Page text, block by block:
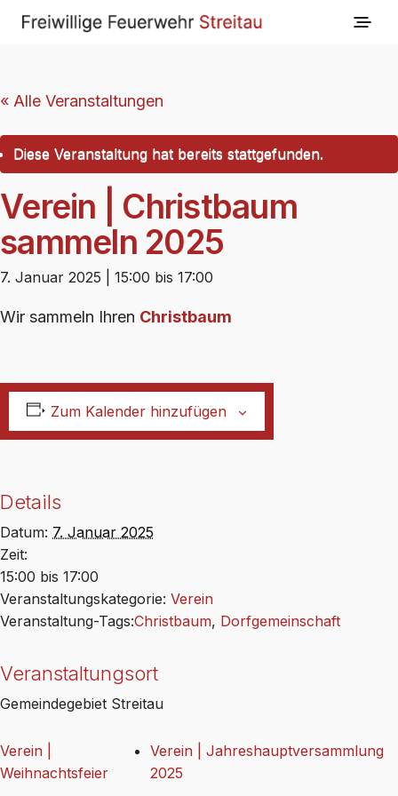
« Alle Veranstaltungen
Diese Veranstaltung hat bereits stattgefunden.
Verein | Christbaum
sammeln 2025
7. Januar 2025 | 15:00 bis 17:00
Wir sammeln Ihren Christbaum
Zum Kalender hinzufügen
Details
Datum: 7. Januar 2025
Zeit:
15:00 bis 17:00
Veranstaltungskategorie: Verein
Veranstaltung-Tags:Christbaum, Dorfgemeinschaft
Veranstaltungsort
Gemeindegebiet Streitau
Verein |
Weihnachtsfeier
Verein | Jahreshauptversammlung
2025